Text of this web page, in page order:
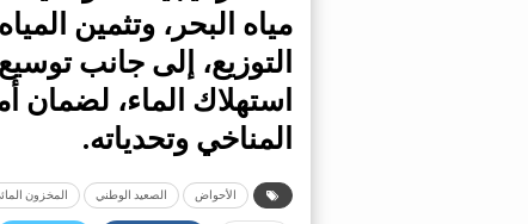
مياه البحر، وتثمين
التوزيع، إلى جانب
استهلاك الماء، لضمان
المناخي وتحدياته.
الأحواض الصعيد الوطني المخزون